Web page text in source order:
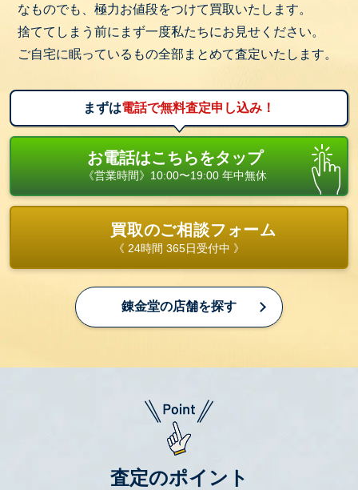
なものでも、極力お値段をつけて買取いたします。
捨ててしまう前にまず一度私たちにお見せください。
ご自宅に眠っているもの全部まとめて査定いたします。
まずは電話で無料査定申し込み！
お電話はこちらをタップ
《営業時間》10:00〜19:00 年中無休
買取のご相談フォーム
《 24時間 365日受付中 》
錬金堂の店舗を探す
査定のポイント